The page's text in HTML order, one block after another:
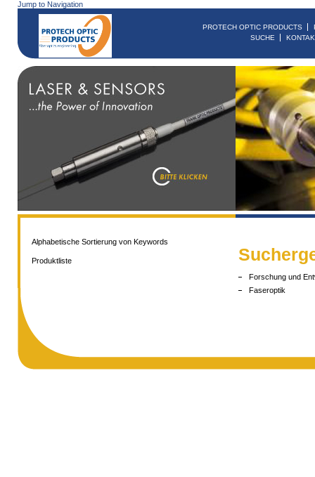
Jump to Navigation
PROTECH OPTIC PRODUCTS
SUCHE
Forschung und
Faseroptik
Alphabetische Sortierung von Keywords
Produktliste